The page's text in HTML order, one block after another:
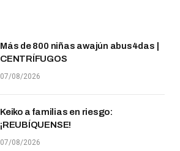
Más de 800 niñas awajún abus4das |
CENTRÍFUGOS
07/08/2026
Keiko a familias en riesgo:
¡REUBÍQUENSE!
07/08/2026